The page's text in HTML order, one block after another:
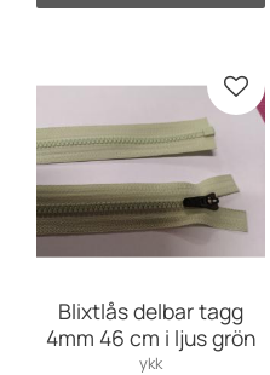
Blixtlås delbar tagg
4mm 46 cm i ljus grön
ykk
Zu